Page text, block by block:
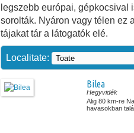
legszebb európai, gépkocsival
sorolták. Nyáron vagy télen ez
tájakat tár a látogatók elé.
Localitate:
Bilea
Hegyvidék
Alig 80 km-re
havasokban